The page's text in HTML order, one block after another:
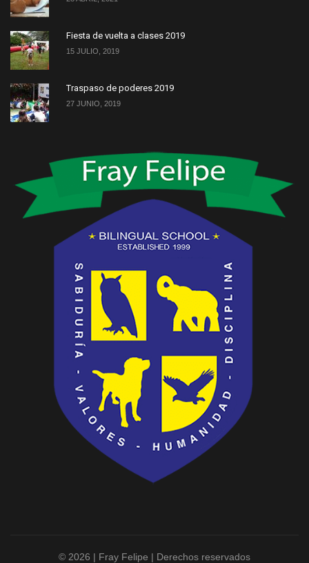
Fiesta de vuelta a clases 2019
15 JULIO, 2019
Traspaso de poderes 2019
27 JUNIO, 2019
© 2026 | Fray Felipe | Derechos reservados